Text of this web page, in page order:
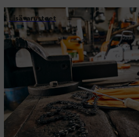
Lisävarusteet